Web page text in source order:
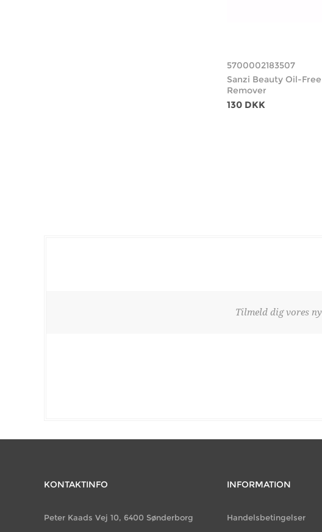
5700002183507
Sanzi Beauty Oil-
Remover
130 DKK
Tilmeld dig vores
KONTAKTINFO
Peter Kaads Vej 10, 6400 Sønderborg
INFORMATION
Handelsbetingelser